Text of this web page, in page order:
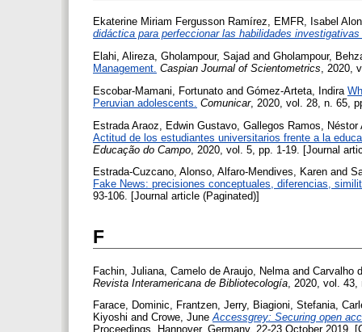
Ekaterine Miriam Fergusson Ramírez, EMFR, Isabel
didáctica para perfeccionar las habilidades
Elahi, Alireza, Gholampour, Sajad and Gholampour,
Management. Caspian Journal of Scientometrics, 2020,
Escobar-Mamani, Fortunato and Gómez-Arteta, Indira
Peruvian adolescents. Comunicar, 2020, vol. 28, n. 65,
Estrada Araoz, Edwin Gustavo Gallegos Ramos, Néstor
Actitud de los estudiantes universitarios frente a la
Educação do Campo , 2020, vol. 5, pp. 1-19. [Journal
Estrada-Cuzcano, Alonso, Alfaro-Mendives, Karen and
Fake News: precisiones conceptuales, diferencias,
93-106. [Journal article (Paginated)]
F
Fachin, Juliana Camelo de Araujo, Nelma and Carvalho
Revista Interamericana de Bibliotecología , 2020, vol.
Farace, Dominic, Frantzen, Jerry, Biagioni, Stefania,
Kiyoshi and Crowe, June Accessgrey: Securing open
Proceedings, Hannover, Germany, 22-23 October 2019.